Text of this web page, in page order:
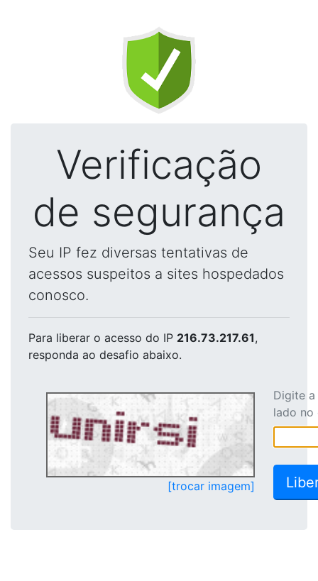
Verificação
de segurança
Seu IP fez diversas tentativas de
acessos suspeitos a sites hospedados
conosco.
Para liberar o acesso do IP 216.73.217.61,
responda ao desafio abaixo.
[trocar imagem]
Digite
lado no